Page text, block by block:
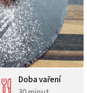
Doba vaření